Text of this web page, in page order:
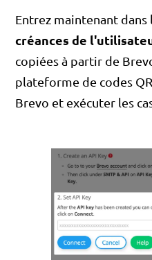
Entrez maintenant
créances de
copiées à partir de
plateforme de codes
Brevo et exécuter les